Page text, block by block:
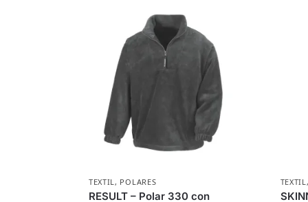
TEXTIL, POLARES
RESULT – Polar 330 con
TEXTIL